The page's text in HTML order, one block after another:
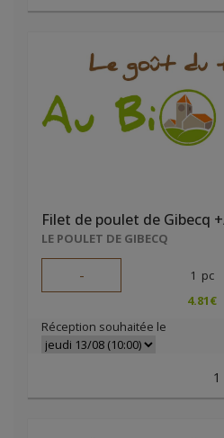
Filet de poulet de Gibecq
LE POULET DE GIBECQ
- 1 pc
4.81€
Réception souhaitée le